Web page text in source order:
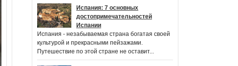
Испания: 7 основных
достопримечательностей
Испании
Испания - незабываемая страна богатая своей
культурой и прекрасными пейзажами.
Путешествие по этой стране не оставит...